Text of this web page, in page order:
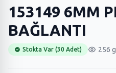
153149 6MM
BAĞLANTI
Stokta Var (30 Adet) 256